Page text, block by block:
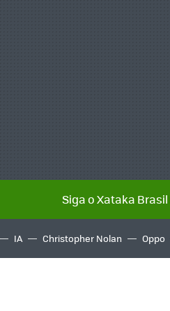
Siga o Xataka
IA Christopher Nolan Oppo